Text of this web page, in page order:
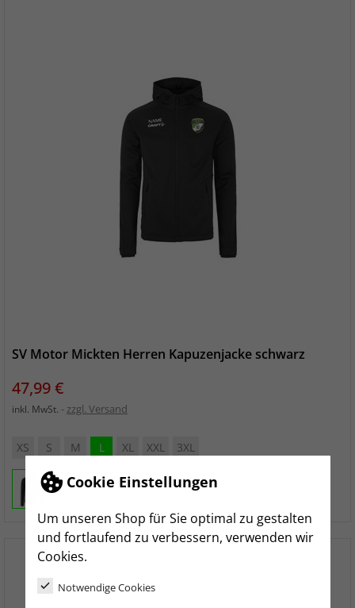
Cookie Einstellungen
Um unseren Shop für Sie optimal zu gestalten
und fortlaufend zu verbessern, verwenden wir
Cookies.
Notwendige Cookies
SV Motor Mickten Herren Kapuzenjacke schwarz
Preis
47,99 €
inkl. MwSt. zzgl. Versand
XS S M L XL XXL 3XL